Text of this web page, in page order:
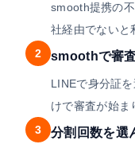
smooth提携の
社経由でないと
2
smoothで審
LINEで身分証
けで審査が始ま
3
分割回数を選